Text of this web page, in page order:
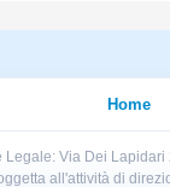
Home
Legale: Via Dei Lapidari
all'attività di